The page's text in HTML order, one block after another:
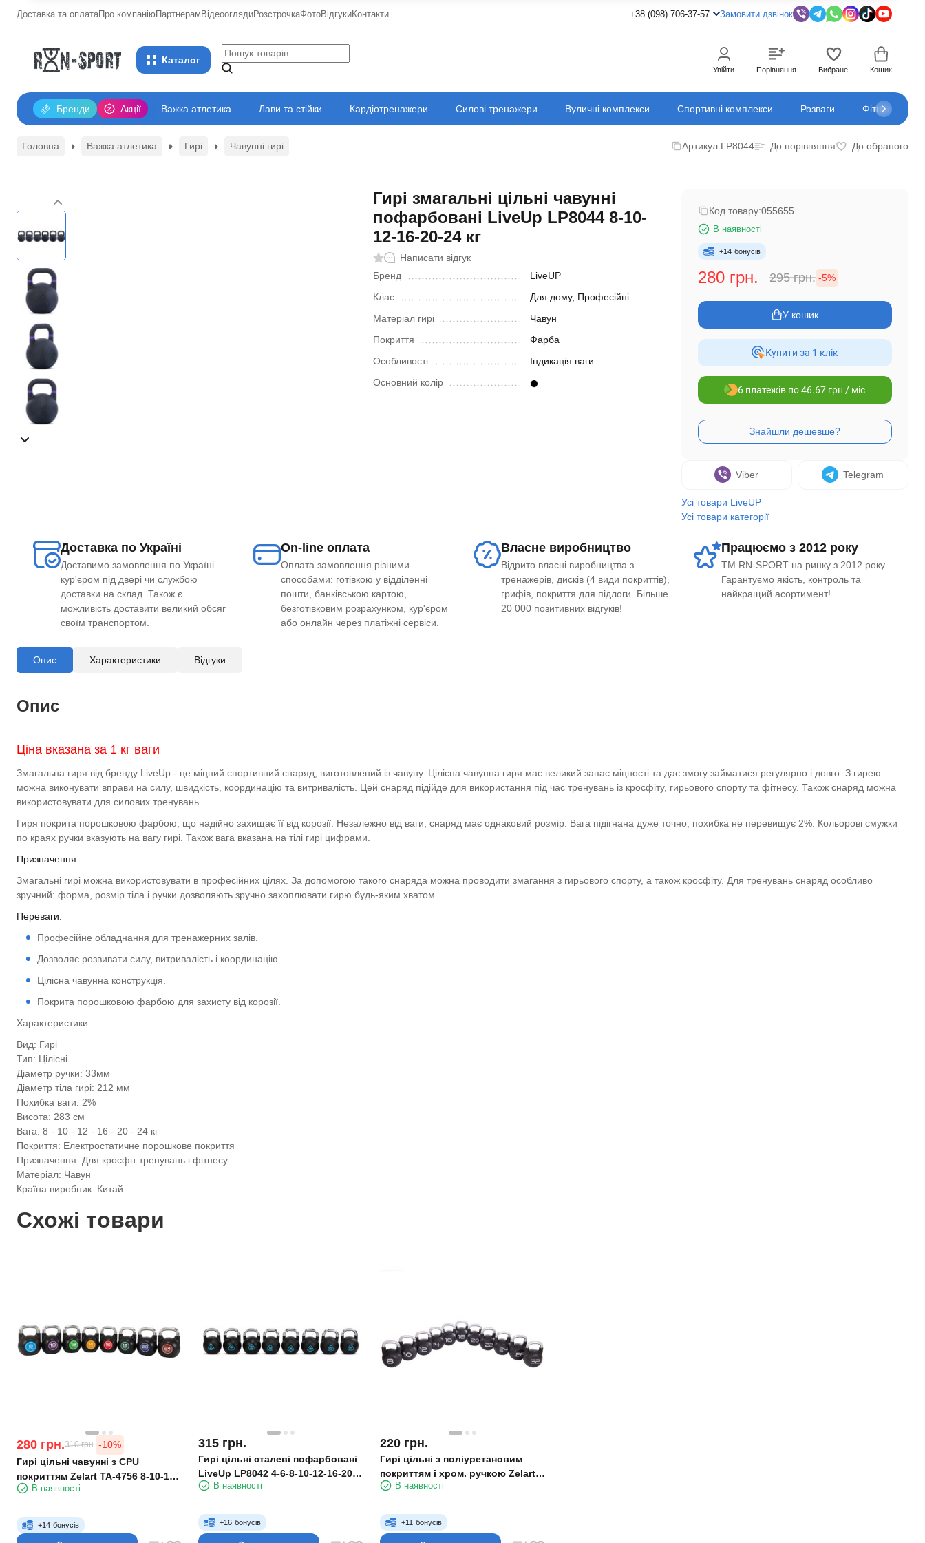
Доставка та оплатаПро компаніюПартнерамВідеооглядиРозстрочкаФотоВідгукиКонтакти +38 (098) 706-37-57 Замовити дзвінок
Каталог
Увійти Порівняння Вибране Кошик
Акції
Бренди Важка атлетика Лави та стійки Кардіотренажери Силові тренажери Вуличні комплекси Спортивні комплекси Розваги Фітнес
Головна Важка атлетика Гирі Чавунні гирі Артикул:LP8044 До порівняння До обраного
Гирі змагальні цільні чавунні
пофарбовані LiveUp LP8044 8-10-
12-16-20-24 кг
Написати відгук
Бренд
LiveUP
Клас
Для дому, Професійні
Матеріал гирі
Чавун
Покриття
Фарба
Особливості
Індикація ваги
Основний колір
Код товару:055655
В наявності
+14 бонусів
280 грн. 295 грн. -5%
У кошик
Купити за 1 клiк
6 платежів по 46.67 грн / міс
Viber Telegram
Усі товари LiveUP
Усі товари категорії
Доставка по Україні
Доставимо замовлення по Україні
кур'єром під двері чи службою
доставки на склад. Також є
можливість доставити великий обсяг
своїм транспортом.
On-line оплата
Оплата замовлення різними
способами: готівкою у відділенні
пошти, банківською картою,
безготівковим розрахунком, кур'єром
або онлайн через платіжні сервіси.
Власне виробництво
Відрито власні виробництва з
тренажерів, дисків (4 види покриттів),
грифів, покриття для підлоги. Більше
20 000 позитивних відгуків!
Працюємо з 2012 року
ТМ RN-SPORT на ринку з 2012 року.
Гарантуємо якість, контроль та
найкращий асортимент!
Опис Характеристики Відгуки
Опис
Ціна вказана за 1 кг ваги
Змагальна гиря від бренду LiveUp - це міцний спортивний снаряд, виготовлений із чавуну. Цілісна чавунна гиря має великий запас міцності та дає змогу займатися регулярно і довго. З гирею
можна виконувати вправи на силу, швидкість, координацію та витривалість. Цей снаряд підійде для використання під час тренувань із кросфіту, гирьового спорту та фітнесу. Також снаряд можна
використовувати для силових тренувань.
Гиря покрита порошковою фарбою, що надійно захищає її від корозії. Незалежно від ваги, снаряд має однаковий розмір. Вага підігнана дуже точно, похибка не перевищує 2%. Кольорові смужки
по краях ручки вказують на вагу гирі. Також вага вказана на тілі гирі цифрами.
Призначення
Змагальні гирі можна використовувати в професійних цілях. За допомогою такого снаряда можна проводити змагання з гирьового спорту, а також кросфіту. Для тренувань снаряд особливо
зручний: форма, розмір тіла і ручки дозволяють зручно захоплювати гирю будь-яким хватом.
Переваги:
Професійне обладнання для тренажерних залів.
Дозволяє розвивати силу, витривалість і координацію.
Цілісна чавунна конструкція.
Покрита порошковою фарбою для захисту від корозії.
Характеристики
Вид: Гирі
Тип: Цілісні
Діаметр ручки: 33мм
Діаметр тіла гирі: 212 мм
Похибка ваги: 2%
Висота: 283 см
Вага: 8 - 10 - 12 - 16 - 20 - 24 кг
Покриття: Електростатичне порошкове покриття
Призначення: Для кросфіт тренувань і фітнесу
Матеріал: Чавун
Країна виробник: Китай
Схожі товари
280 грн.310 грн. -10%
Гирі цільні чавунні з CPU
покриттям Zelart TA-4756 8-10-12-
14-16-18-20-22-24 кг
В наявності
+14 бонусів
315 грн.
Гирі цільні сталеві пофарбовані
LiveUp LP8042 4-6-8-10-12-16-20-
24 кгВ наявності
+16 бонусів
220 грн.
Гирі цільні з поліуретановим
покриттям і хром. ручкою Zelart
TA-2681 8-10-12-14-16-18-20-22-24-
В наявності
+11 бонусів